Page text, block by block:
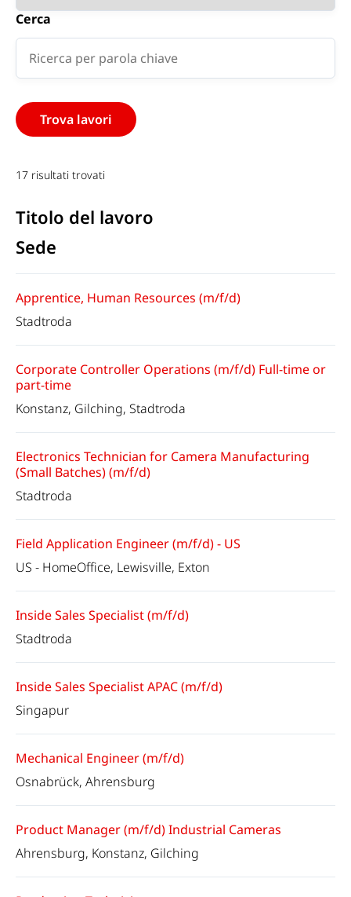
Cerca
17 risultati trovati
Titolo del lavoro
Sede
Apprentice, Human Resources (m/f/d)
Stadtroda
Corporate Controller Operations (m/f/d) Full-time or
part-time
Konstanz, Gilching, Stadtroda
Electronics Technician for Camera Manufacturing
(Small Batches) (m/f/d)
Stadtroda
Field Application Engineer (m/f/d) - US
US - HomeOffice, Lewisville, Exton
Inside Sales Specialist (m/f/d)
Stadtroda
Inside Sales Specialist APAC (m/f/d)
Singapur
Mechanical Engineer (m/f/d)
Osnabrück, Ahrensburg
Product Manager (m/f/d) Industrial Cameras
Ahrensburg, Konstanz, Gilching